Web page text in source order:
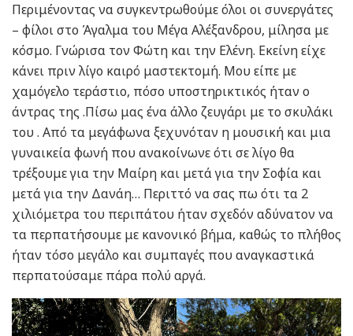
Περιμένοντας να συγκεντρωθούμε όλοι οι συνεργάτες
– φίλοι στο Άγαλμα του Μέγα Αλέξανδρου, μίλησα με
κόσμο. Γνώρισα τον Φώτη και την Ελένη. Εκείνη είχε
κάνει πριν λίγο καιρό μαστεκτομή. Μου είπε με
χαμόγελο τεράστιο, πόσο υποστηρικτικός ήταν ο
άντρας της .Πίσω μας ένα άλλο ζευγάρι με το σκυλάκι
του . Από τα μεγάφωνα ξεχυνόταν η μουσική και μια
γυναικεία φωνή που ανακοίνωνε ότι σε λίγο θα
τρέξουμε για την Μαίρη και μετά για την Σοφία και
μετά για την Δανάη… Περιττό να σας πω ότι τα 2
χιλιόμετρα του περιπάτου ήταν σχεδόν αδύνατον να
τα περπατήσουμε με κανονικό βήμα, καθώς το πλήθος
ήταν τόσο μεγάλο και συμπαγές που αναγκαστικά
περπατούσαμε πάρα πολύ αργά.